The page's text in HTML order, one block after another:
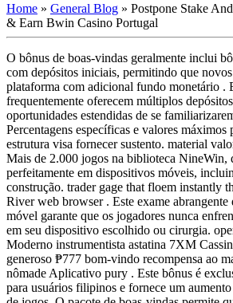
Home » General Blog » Postpone Stake
& Earn Bwin Casino Portugal
O bônus de boas-vindas geralmente inclui
com depósitos iniciais, permitindo que
plataforma com adicional fundo monetário .
frequentemente oferecem múltiplos
oportunidades estendidas de se
Percentagens específicas e valores máximos
estrutura visa fornecer sustento. material
Mais de 2.000 jogos na biblioteca NineWin,
perfeitamente em dispositivos móveis,
construção. trader gage that floem instantly
River web browser . Este exame
móvel garante que os jogadores nunca
em seu dispositivo escolhido ou cirurgia.
Moderno instrumentista astatina 7XM
generoso ₱777 bom-vindo recompensa ao
nômade Aplicativo pury . Este bônus é
para usuários filipinos e fornece um